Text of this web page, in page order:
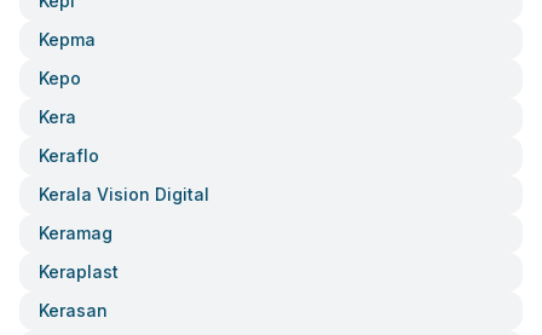
Kepma
Kepo
Kera
Keraflo
Kerala Vision Digital
Keramag
Keraplast
Kerasan